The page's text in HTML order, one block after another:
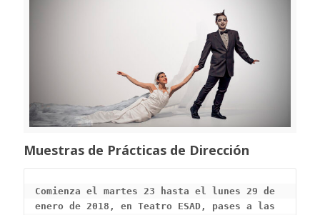
Muestras de Prácticas de Dirección
Comienza el martes 23 hasta el lunes 29 de
enero de 2018, en Teatro ESAD, pases a las